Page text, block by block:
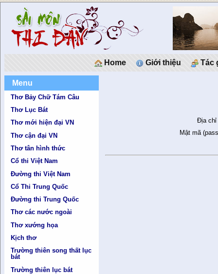
Home Giới thiệu Tác
Menu
Thơ Bảy Chữ Tám Câu
Thơ Lục Bát
Thơ mới hiện đại VN
Thơ cận đại VN
Thơ tân hình thức
Cổ thi Việt Nam
Đường thi Việt Nam
Cổ Thi Trung Quốc
Đường thi Trung Quốc
Thơ các nước ngoài
Thơ xướng họa
Kịch thơ
Trường thiên song thất lục
bát
Trường thiên lục bát
Địa chỉ
Mật mã